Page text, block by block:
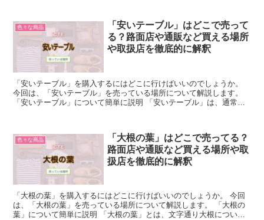
色々な商品
「安いテーブル」はどこで売って
る？路面店や通販など買える場所
や取扱店を徹底的に解釈
「安いテーブル」を購入するにはどこに行けばいいのでしょうか。
今回は、「安いテーブル」を売っている場所について解説します。
「安いテーブル」について簡単に説明 「安いテーブル」は、通常の
色々な商品
「大根の葉」はどこで売ってる？
路面店や通販など買える場所や取
扱店を徹底的に解釈
「大根の葉」を購入するにはどこに行けばいいのでしょうか。 今回
は、「大根の葉」を売っている場所について解説します。 「大根の
葉」について簡単に説明 「大根の葉」とは、文字通り大根について